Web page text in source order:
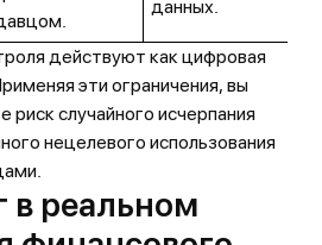
данных.
действуют как цифровая
эти ограничения, вы
случайного исчерпания
нецелевого использования
в реальном